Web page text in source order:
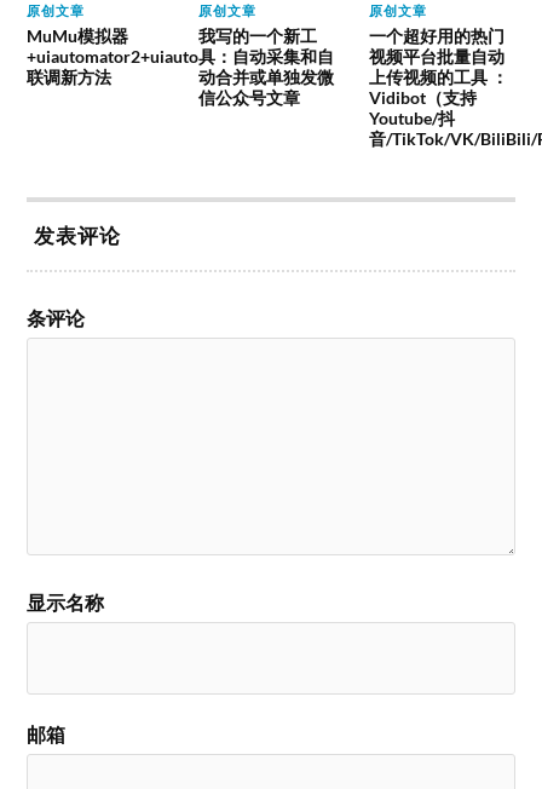
原创文章
MuMu模拟器
+uiautomator2+uiauto
联调新方法
原创文章
我写的一个新工
具：自动采集和自
动合并或单独发微
信公众号文章
原创文章
一个超好用的热门
视频平台批量自动
上传视频的工具 ：
Vidibot（支持
Youtube/抖
音/TikTok/VK/BiliBili/
发表评论
条评论
显示名称
邮箱